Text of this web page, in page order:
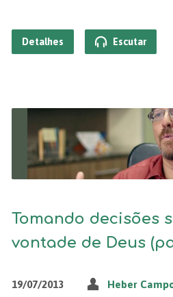
Detalhes Escutar
Tomando decisões
vontade de Deus
19/07/2013 Heber